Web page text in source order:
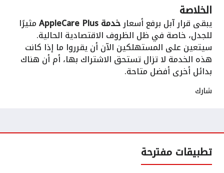
الخلاصة
يبقى قرار آبل برفع أسعارخدمة AppleCare Plus مثيرًا
للجدل، خاصة في ظل الظروف الاقتصادية الحالية.
سيتعين على المستهلكين الآن أن يقرروا ما إذا كانت
هذه الخدمة لا تزال تستحق الاشتراك بها، أم أن هناك
بدائل أخرى أفضل متاحة.
شارك
تطبيقات مفترحة